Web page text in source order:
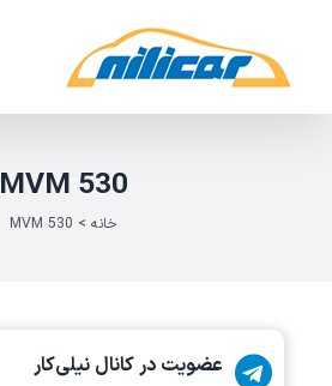
content
MVM 530
خانه >
MVM 530
عضویت در کانال نیلی‌کار